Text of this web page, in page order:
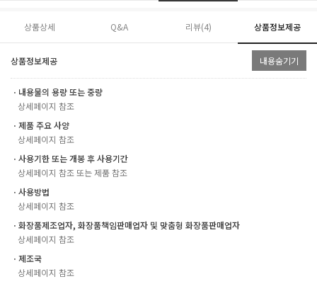
상품상세 Q&A 리뷰(4) 상품정보제공
상품정보제공 내용숨기기
ㆍ내용물의 용량 또는 중량
상세페이지 참조
ㆍ제품 주요 사양
상세페이지 참조
ㆍ사용기한 또는 개봉 후 사용기간
상세페이지 참조 또는 제품 참조
ㆍ사용방법
상세페이지 참조
ㆍ화장품제조업자, 화장품책임판매업자 및 맞춤형 화장품판매업자
상세페이지 참조
ㆍ제조국
상세페이지 참조